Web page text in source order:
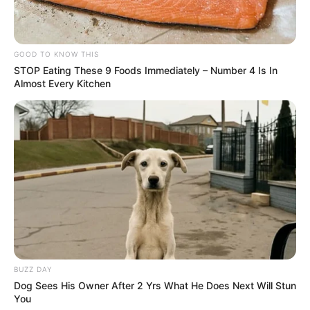
reafirmou seu compromisso com a categoria e com a aprovação do
PLP 185. Segundo relatos, a parlamentar ouviu as demandas,
reconheceu a importância dos agentes e sinalizou que irá fortalecer
a luta por esse direito.
💠 Reconhecimento da importância dos ACS e ACE;
💠 Compromisso público com a tramitação do PLP;
💠 Apoio político para fortalecer a mobilização nacional.
-ad3
GOOD TO KNOW THIS
STOP Eating These 9 Foods Immediately – Number 4 Is In
Almost Every Kitchen
BUZZ DAY
Dog Sees His Owner After 2 Yrs What He Does Next Will Stun
You